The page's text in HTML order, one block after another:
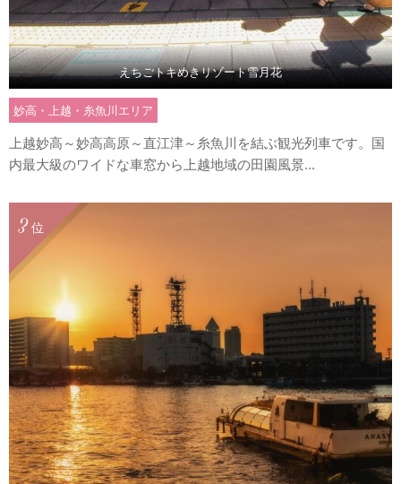
えちごトキめきリゾート雪月花
妙高・上越・糸魚川エリア
上越妙高～妙高高原～直江津～糸魚川を結ぶ観光列車です。国
内最大級のワイドな車窓から上越地域の田園風景...
位
3